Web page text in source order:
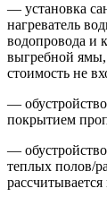
— установка
нагреватель
водопровода и
выгребной
стоимость не
—
покрытием
— обустройство
теплых полов/